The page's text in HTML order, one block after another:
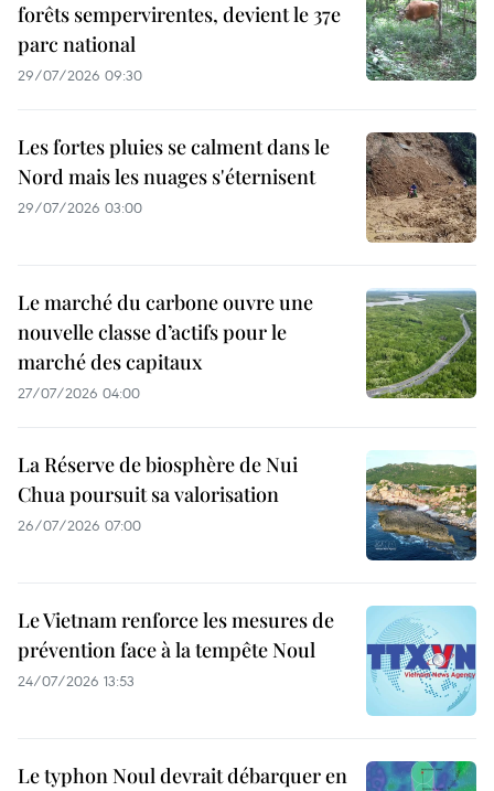
forêts sempervirentes, devient le 37e
parc national
29/07/2026 09:30
Les fortes pluies se calment dans le
Nord mais les nuages s'éternisent
29/07/2026 03:00
Le marché du carbone ouvre une
nouvelle classe d’actifs pour le
marché des capitaux
27/07/2026 04:00
La Réserve de biosphère de Nui
Chua poursuit sa valorisation
26/07/2026 07:00
Le Vietnam renforce les mesures de
prévention face à la tempête Noul
24/07/2026 13:53
Le typhon Noul devrait débarquer en